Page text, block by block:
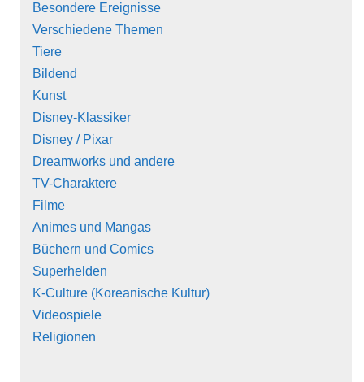
Besondere Ereignisse
Verschiedene Themen
Tiere
Bildend
Kunst
Disney-Klassiker
Disney / Pixar
Dreamworks und andere
TV-Charaktere
Filme
Animes und Mangas
Büchern und Comics
Superhelden
K-Culture (Koreanische Kultur)
Videospiele
Religionen